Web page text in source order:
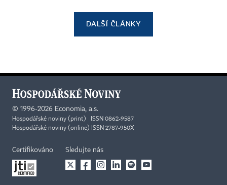
DALŠÍ ČLÁNKY
© 1996-2026 Economia, a.s.
Hospodářské noviny (print) ISSN 0862-9587
Hospodářské noviny (online) ISSN 2787-950X
Certifikováno Sledujte nás